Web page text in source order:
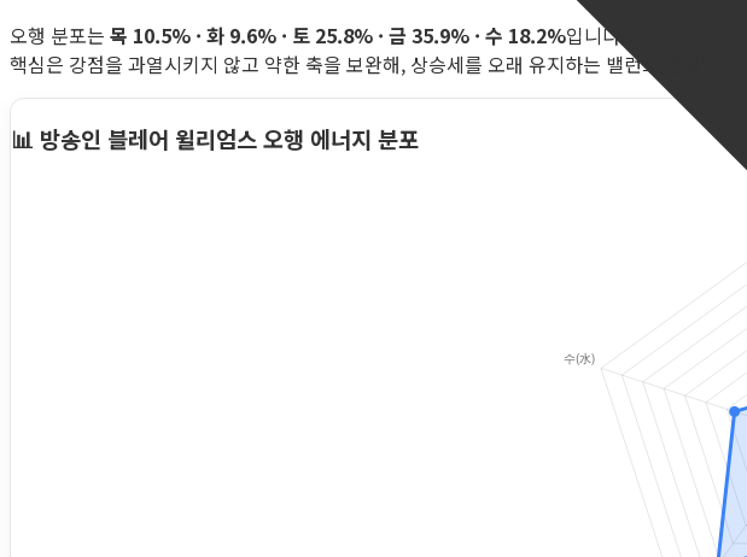
오행 분포는 목 10.5% · 화 9.6% · 토 25.8% · 금 35.9% · 수 18.2%입니다.
핵심은 강점을 과열시키지 않고 약한 축을 보완해, 상승세를 오래 유지하는 밸런스 운영입니다.
📊 방송인 블레어 윌리엄스 오행 에너지 분포